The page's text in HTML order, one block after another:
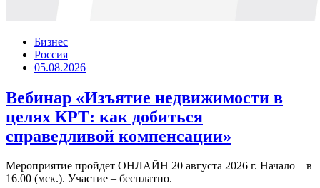
Бизнес
Россия
05.08.2026
Вебинар «Изъятие недвижимости в
целях КРТ: как добиться
справедливой компенсации»
Мероприятие пройдет ОНЛАЙН 20 августа 2026 г. Начало – в
16.00 (мск.). Участие – бесплатно.